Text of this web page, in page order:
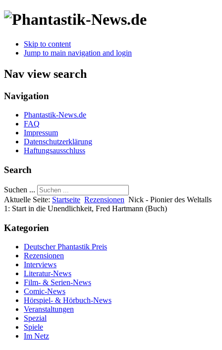
Skip to content
Jump to main navigation and login
Nav view search
Navigation
Phantastik-News.de
FAQ
Impressum
Datenschutzerklärung
Haftungsausschluss
Search
Suchen ...
Aktuelle Seite: Startseite Rezensionen Nick - Pionier des Weltalls
1: Start in die Unendlichkeit, Fred Hartmann (Buch)
Kategorien
Deutscher Phantastik Preis
Rezensionen
Interviews
Literatur-News
Film- & Serien-News
Comic-News
Hörspiel- & Hörbuch-News
Veranstaltungen
Spezial
Spiele
Im Netz